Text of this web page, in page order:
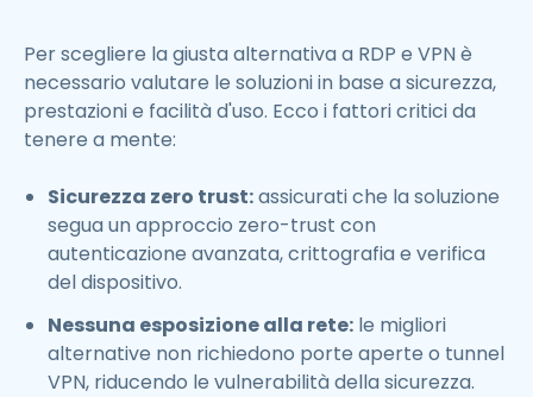
Per scegliere la giusta alternativa a RDP e VPN è
necessario valutare le soluzioni in base a sicurezza,
prestazioni e facilità d'uso. Ecco i fattori critici da
tenere a mente:
Sicurezza zero trust:assicurati che la soluzione
segua un approccio zero-trust con
autenticazione avanzata, crittografia e verifica
del dispositivo.
Nessuna esposizione alla rete: le migliori
alternative non richiedono porte aperte o tunnel
VPN, riducendo le vulnerabilità della sicurezza.